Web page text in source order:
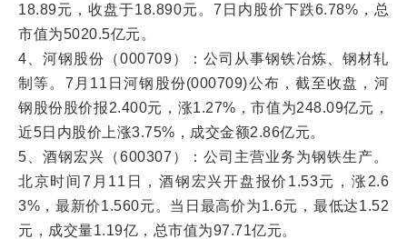
18.89元，收盘于18.890元。7日内股价下跌6.78%，总
市值为5020.5亿元。
4、河钢股份（000709）：公司从事钢铁冶炼、钢材轧
制等。7月11日河钢股份(000709)公布，截至收盘，河
钢股份股价报2.400元，涨1.27%，市值为248.09亿元，
近5日内股价上涨3.75%，成交金额2.86亿元。
5、酒钢宏兴（600307）：公司主营业务为钢铁生产。
北京时间7月11日，酒钢宏兴开盘报价1.53元，涨2.6
3%，最新价1.560元。当日最高价为1.6元，最低达1.52
元，成交量1.19亿，总市值为97.71亿元。